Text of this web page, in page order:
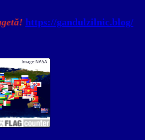
https://gandulzilnic.blog/